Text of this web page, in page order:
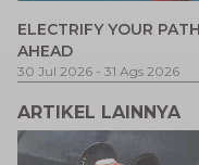
ELECTRIFY YOUR PATH
AHEAD
30 Jul 2026 - 31 Ags 2026
ARTIKEL LAINNYA